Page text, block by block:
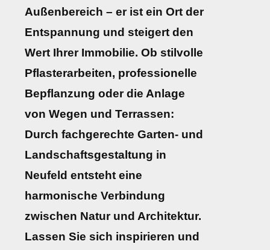
Außenbereich – er ist ein Ort der
Entspannung und steigert den
Wert Ihrer Immobilie. Ob stilvolle
Pflasterarbeiten, professionelle
Bepflanzung oder die Anlage
von Wegen und Terrassen:
Durch fachgerechte Garten- und
Landschaftsgestaltung in
Neufeld entsteht eine
harmonische Verbindung
zwischen Natur und Architektur.
Lassen Sie sich inspirieren und